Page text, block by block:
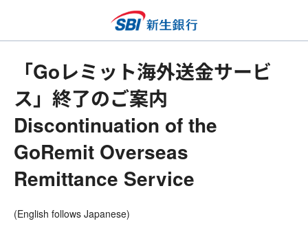
「Goレミット海外送金サービ
ス」終了のご案内
Discontinuation of the
GoRemit Overseas
Remittance Service
(English follows Japanese)